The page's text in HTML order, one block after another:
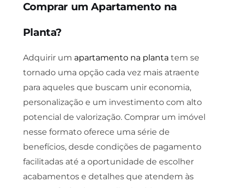
Comprar um Apartamento na
Planta?
Adquirir um apartamento na planta tem se
tornado uma opção cada vez mais atraente
para aqueles que buscam unir economia,
personalização e um investimento com alto
potencial de valorização. Comprar um imóvel
nesse formato oferece uma série de
benefícios, desde condições de pagamento
facilitadas até a oportunidade de escolher
acabamentos e detalhes que atendem às